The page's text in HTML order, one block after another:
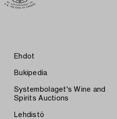
Ehdot
Bukipedia
Systembolaget's Wine and
Spirits Auctions
Lehdistö